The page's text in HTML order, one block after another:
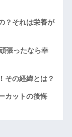
？それは栄養が
張ったなら幸
その経緯とは？
カットの後悔